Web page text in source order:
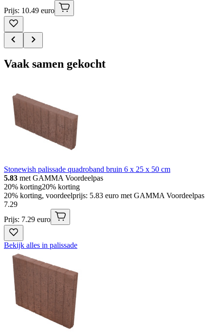
Prijs: 10.49 euro
Vaak samen gekocht
Stonewish palissade quadroband bruin 6 x 25 x 50 cm
5.83 met GAMMA Voordeelpas
20% korting20% korting
20% korting, voordeelprijs: 5.83 euro met GAMMA Voordeelpas
7.29
Prijs: 7.29 euro
Bekijk alles in palissade